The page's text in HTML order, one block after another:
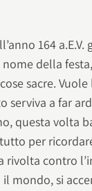
164
della
sacre.
serviva a far
questa volta
per
rivolta contro
mondo, si